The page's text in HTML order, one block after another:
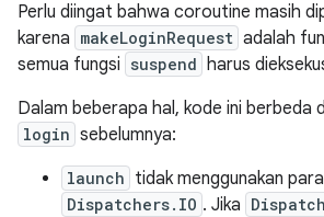
Perlu diingat bahwa coroutine masih
karena makeLoginRequest adalah
semua fungsi suspend harus
Dalam beberapa hal, kode ini berbeda
login sebelumnya:
launch tidak menggunakan
Dispatchers.IO . Jika